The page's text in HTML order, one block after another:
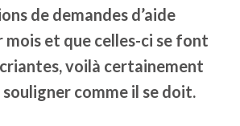
de demandes d’aide
et que celles-ci se font
criantes, voilà certainement
comme il se doit.